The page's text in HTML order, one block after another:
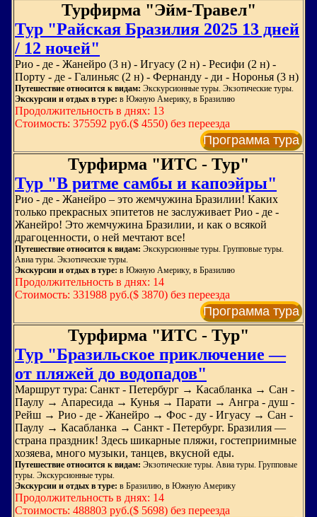
Турфирма "Эйм-Травел"
Тур "Райская Бразилия 2025 13 дней
/ 12 ночей"
Рио - де - Жанейро (3 н) - Игуасу (2 н) - Ресифи (2 н) -
Порту - де - Галиньяс (2 н) - Фернанду - ди - Норонья (3 н)
Путешествие относится к видам: Экскурсионные туры. Экзотические туры.
Экскурсии и отдых в туре: в Южную Америку, в Бразилию
Продолжительность в днях: 13
Стоимость: 375592 руб.($ 4550) без переезда
Программа тура
Турфирма "ИТС - Тур"
Тур "В ритме самбы и капоэйры"
Рио - де - Жанейро – это жемчужина Бразилии! Каких
только прекрасных эпитетов не заслуживает Рио - де -
Жанейро! Это жемчужина Бразилии, и как о всякой
драгоценности, о ней мечтают все!
Путешествие относится к видам: Экскурсионные туры. Групповые туры.
Авиа туры. Экзотические туры.
Экскурсии и отдых в туре: в Южную Америку, в Бразилию
Продолжительность в днях: 14
Стоимость: 331988 руб.($ 3870) без переезда
Программа тура
Турфирма "ИТС - Тур"
Тур "Бразильское приключение —
от пляжей до водопадов"
Маршрут тура: Санкт - Петербург → Касабланка → Сан -
Паулу → Апаресида → Кунья → Парати → Ангра - душ -
Рейш → Рио - де - Жанейро → Фос - ду - Игуасу → Сан -
Паулу → Касабланка → Санкт - Петербург. Бразилия —
страна праздник! Здесь шикарные пляжи, гостеприимные
хозяева, много музыки, танцев, вкусной еды.
Путешествие относится к видам: Экзотические туры. Авиа туры. Групповые
туры. Экскурсионные туры.
Экскурсии и отдых в туре: в Бразилию, в Южную Америку
Продолжительность в днях: 14
Стоимость: 488803 руб.($ 5698) без переезда